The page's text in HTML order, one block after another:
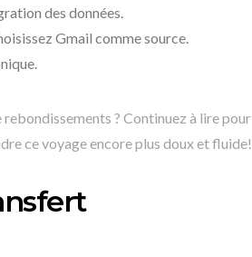
des données.
Gmail comme source.
? Continuez à lire pour
ce voyage encore plus doux et fluide!